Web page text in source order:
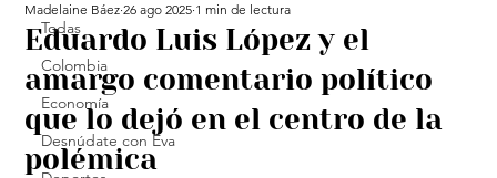
Todas
Colombia
Economía
Desnúdate con Eva
Eduardo Luis López y el
amargo comentario político
que lo dejó en el centro de la
polémica
Madelaine Báez 26 ago 2025 1 min de lectura